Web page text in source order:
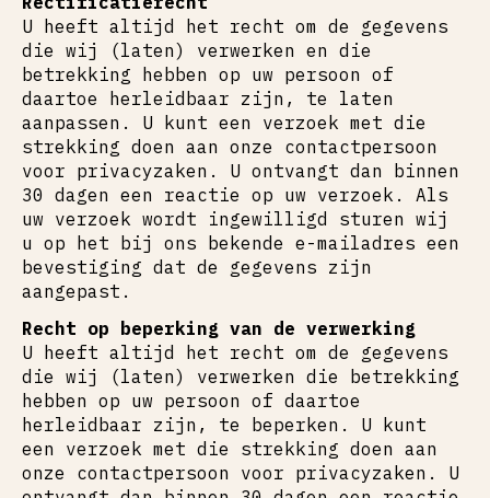
U heeft altijd het recht om de gegevens
die wij (laten) verwerken en die
betrekking hebben op uw persoon of
daartoe herleidbaar zijn, te laten
aanpassen. U kunt een verzoek met die
strekking doen aan onze contactpersoon
voor privacyzaken. U ontvangt dan binnen
30 dagen een reactie op uw verzoek. Als
uw verzoek wordt ingewilligd sturen wij
u op het bij ons bekende e-mailadres een
bevestiging dat de gegevens zijn
aangepast.
Recht op beperking van de verwerking
U heeft altijd het recht om de gegevens
die wij (laten) verwerken die betrekking
hebben op uw persoon of daartoe
herleidbaar zijn, te beperken. U kunt
een verzoek met die strekking doen aan
onze contactpersoon voor privacyzaken. U